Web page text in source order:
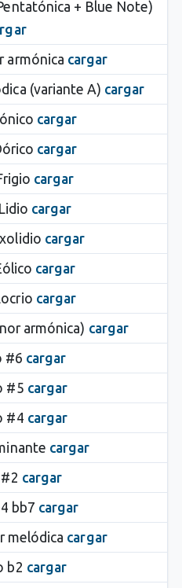
+ Blue Note)
armónica cargar
(variante A) cargar
cargar
cargar
cargar
cargar
cargar
cargar
cargar
armónica) cargar
#6 cargar
#5 cargar
#4 cargar
cargar
cargar
bb7 cargar
melódica cargar
b2 cargar